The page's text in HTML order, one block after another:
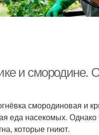
и смородине.
смородиновая и
насекомых. Однако
которые гниют.